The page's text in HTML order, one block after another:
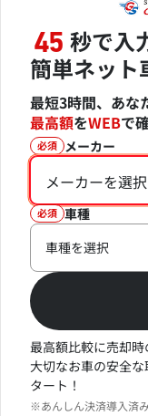
45 秒で入
簡単ネット
最短3時間、あな
最高額をWEBで
必須 メーカー
メーカーを選択
必須 車種
車種を選択
最高額比較に売却時
大切なお車の安全
タート！
※あんしん決済導入済